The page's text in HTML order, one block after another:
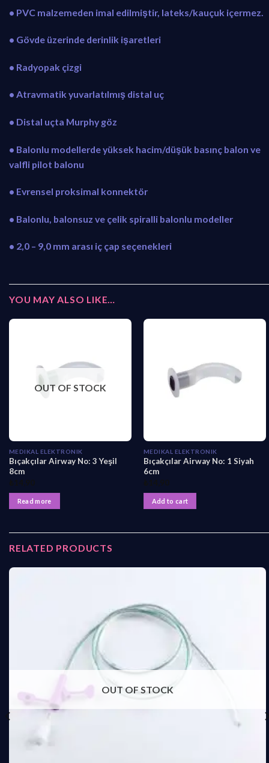
• PVC malzemeden imal edilmiştir, lateks/kauçuk içermez.
• Gövde üzerinde derinlik işaretleri
• Radyopak çizgi
• Atravmatik yuvarlatılmış distal uç
• Distal uçta Murphy göz
• Balonlu modellerde yüksek hacim/düşük basınç balon ve
valfli pilot balonu
• Evrensel proksimal konnektör
• Balonlu, balonsuz ve çelik spiralli balonlu modeller
• 2,0 – 9,0 mm arası iç çap seçenekleri
YOU MAY ALSO LIKE…
OUT OF STOCK
MEDIKAL ELEKTRONIK
Bıçakçılar Airway No: 3 Yeşil
8cm
Read more
MEDIKAL ELEKTRONIK
Bıçakçılar Airway No: 1 Siyah
6cm
Add to cart
RELATED PRODUCTS
OUT OF STOCK